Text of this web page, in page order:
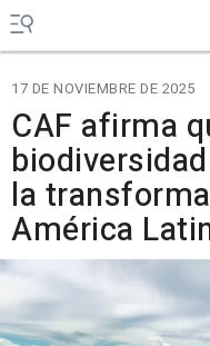
17 DE NOVIEMBRE DE 2025
CAF afirma
la
América